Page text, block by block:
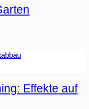
Effekte auf